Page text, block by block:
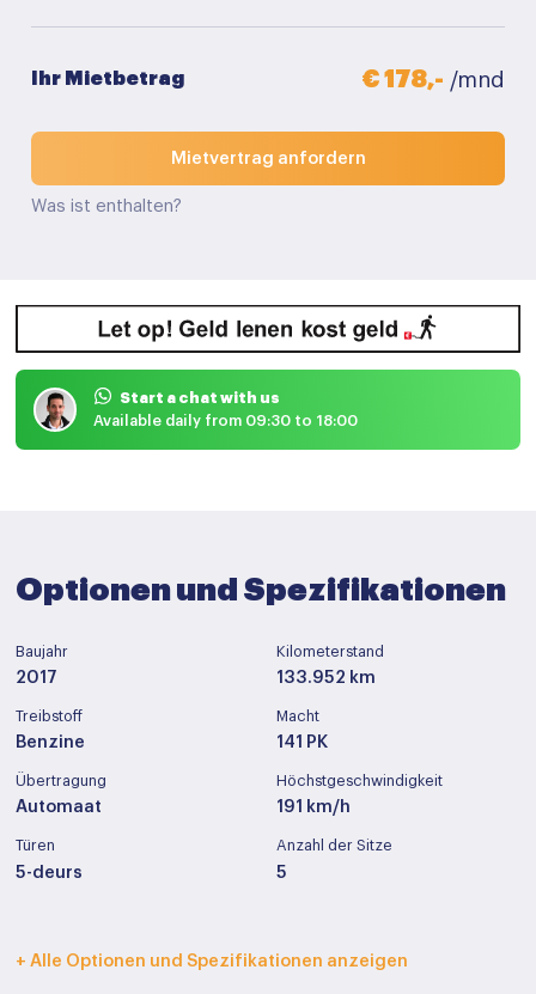
Ihr Mietbetrag € 178,- /mnd
Mietvertrag anfordern
Was ist enthalten?
Start a chat with us
Available daily from 09:30 to 18:00
Optionen und Spezifikationen
Baujahr
2017
Kilometerstand
133.952 km
Treibstoff
Benzine
Macht
141 PK
Übertragung
Automaat
Höchstgeschwindigkeit
191 km/h
Türen
5-deurs
Anzahl der Sitze
5
Innenfarbe Polstermöbel
+ Alle Optionen und Spezifikationen anzeigen